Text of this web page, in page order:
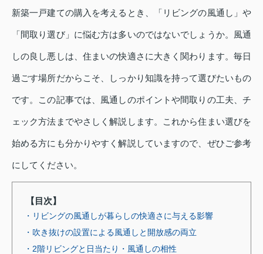
新築一戸建ての購入を考えるとき、「リビングの風通し」や
「間取り選び」に悩む方は多いのではないでしょうか。風通
しの良し悪しは、住まいの快適さに大きく関わります。毎日
過ごす場所だからこそ、しっかり知識を持って選びたいもの
です。この記事では、風通しのポイントや間取りの工夫、チ
ェック方法までやさしく解説します。これから住まい選びを
始める方にも分かりやすく解説していますので、ぜひご参考
にしてください。
【目次】
・リビングの風通しが暮らしの快適さに与える影響
・吹き抜けの設置による風通しと開放感の両立
・2階リビングと日当たり・風通しの相性